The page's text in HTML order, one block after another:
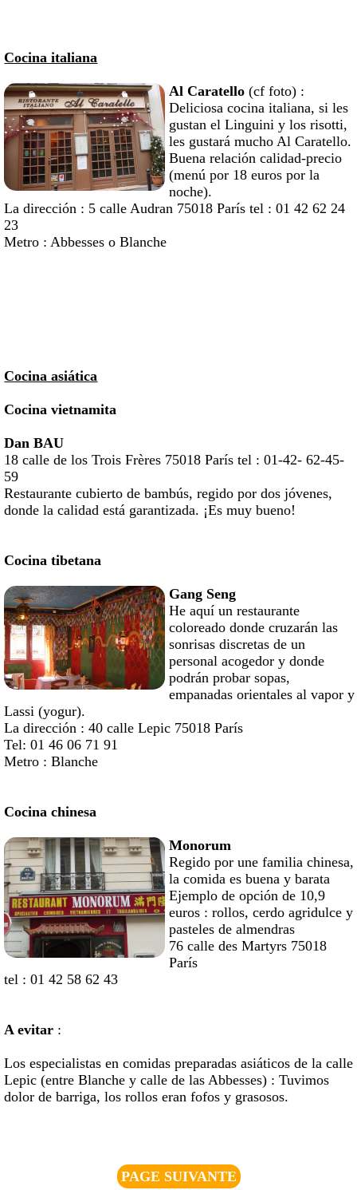
Cocina italiana
Al Caratello (cf foto) :
Deliciosa cocina italiana, si les
gustan el Linguini y los risotti,
les gustará mucho Al Caratello.
Buena relación calidad-precio
(menú por 18 euros por la
noche).
La dirección : 5 calle Audran 75018 París tel : 01 42 62 24
23
Metro : Abbesses o Blanche
Cocina asiática
Cocina vietnamita
Dan BAU
18 calle de los Trois Frères 75018 París tel : 01-42- 62-45-
59
Restaurante cubierto de bambús, regido por dos jóvenes,
donde la calidad está garantizada. ¡Es muy bueno!
Cocina tibetana
Gang Seng
He aquí un restaurante
coloreado donde cruzarán las
sonrisas discretas de un
personal acogedor y donde
podrán probar sopas,
empanadas orientales al vapor y
Lassi (yogur).
La dirección : 40 calle Lepic 75018 París
Tel: 01 46 06 71 91
Metro : Blanche
Cocina chinesa
Monorum
Regido por une familia chinesa,
la comida es buena y barata
Ejemplo de opción de 10,9
euros : rollos, cerdo agridulce y
pasteles de almendras
76 calle des Martyrs 75018
París
tel : 01 42 58 62 43
A evitar :
Los especialistas en comidas preparadas asiáticos de la calle
Lepic (entre Blanche y calle de las Abbesses) : Tuvimos
dolor de barriga, los rollos eran fofos y grasosos.
PAGE SUIVANTE